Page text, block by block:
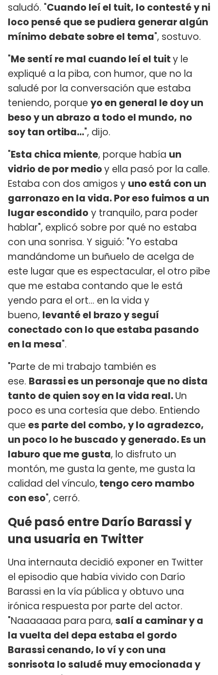
saludó. "Cuando leí el tuit, lo contesté y ni
loco pensé que se pudiera generar algún
mínimo debate sobre el tema", sostuvo.
"Me sentí re mal cuando leí el tuity le
expliqué a la piba, con humor, que no la
saludé por la conversación que estaba
teniendo, porque yo en general le doy un
beso y un abrazo a todo el mundo, no
soy tan ortiba...", dijo.
"Esta chica miente, porque había un
vidrio de por medioy ella pasó por la calle.
Estaba con dos amigos y uno está con un
garronazo en la vida. Por eso fuimos a un
lugar escondido y tranquilo, para poder
hablar", explicó sobre por qué no estaba
con una sonrisa. Y siguió: "Yo estaba
mandándome un buñuelo de acelga de
este lugar que es espectacular, el otro pibe
que me estaba contando que le está
yendo para el ort... en la vida y
bueno, levanté el brazo y seguí
conectado con lo que estaba pasando
en la mesa".
"Parte de mi trabajo también es
ese. Barassi es un personaje que no dista
tanto de quien soy en la vida real.Un
poco es una cortesía que debo. Entiendo
que es parte del combo, y lo agradezco,
un poco lo he buscado y generado. Es un
laburo que me gusta, lo disfruto un
montón, me gusta la gente, me gusta la
calidad del vínculo, tengo cero mambo
con eso", cerró.
Qué pasó entre Darío Barassi y
una usuaria en Twitter
Una internauta decidió exponer en Twitter
el episodio que había vivido con Darío
Barassi en la vía pública y obtuvo una
irónica respuesta por parte del actor.
"Naaaaaaa para para, salí a caminar y a
la vuelta del depa estaba el gordo
Barassi cenando, lo ví y con una
sonrisota lo saludé muy emocionada y